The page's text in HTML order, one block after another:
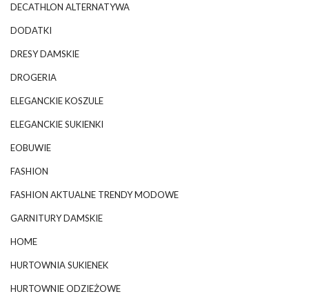
DECATHLON ALTERNATYWA
DODATKI
DRESY DAMSKIE
DROGERIA
ELEGANCKIE KOSZULE
ELEGANCKIE SUKIENKI
EOBUWIE
FASHION
FASHION AKTUALNE TRENDY MODOWE
GARNITURY DAMSKIE
HOME
HURTOWNIA SUKIENEK
HURTOWNIE ODZIEŻOWE